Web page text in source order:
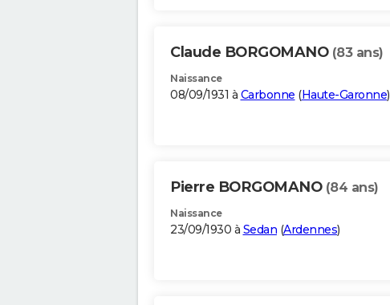
Claude BORGOMANO (83 ans)
Naissance
08/09/1931 à Carbonne (Haute-Garonne)
Pierre BORGOMANO (84 ans)
Naissance
23/09/1930 à Sedan (Ardennes)